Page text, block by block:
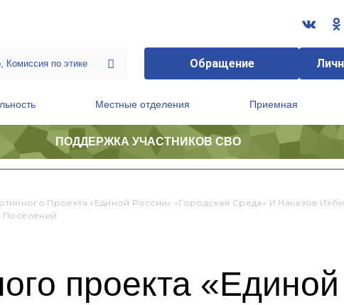
Обращение
Местные отделения Приемная
ПОДДЕРЖКА УЧАСТНИКОВ СВО
Проекта «Единой России» «Городская Среда» И Наказов
Поселений
проекта